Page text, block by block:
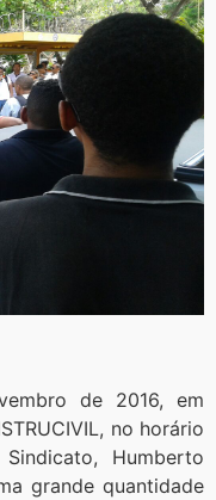
de 2016, em
no horário
Humberto
grande quantidade